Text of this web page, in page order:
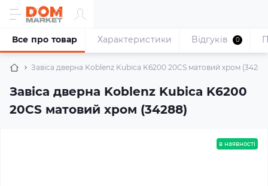
Завіса дверна Koblenz Kubica K6200 20CS матовий хром
Завіса дверна Koblenz Kubica K6200
20CS матовий хром (34288)
Все про товар Характеристики Відгуків 0
в наявності